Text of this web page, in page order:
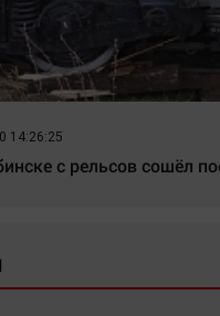
14:26:25
с рельсов сошёл